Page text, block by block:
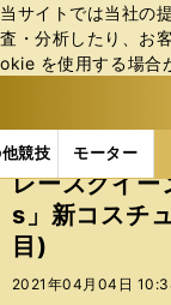
当サイトでは当社の
査・分析したり、お
okie を使⽤する場合
競技 モーター
b
ス
ポ
ル
テ
ー
フォトギャ
レースクイ
s」新コスチ
目)
2021年04月04日